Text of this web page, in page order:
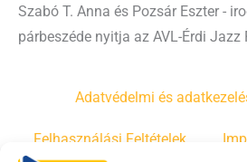
Szabó T. Anna és Pozsár Eszter -
párbeszéde nyitja az AVL-Érdi Jazz
Adatvédelmi és
Felhasználási Feltételek